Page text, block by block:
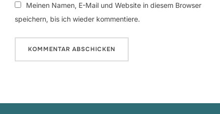
Meinen Namen, E-Mail und Website in diesem Browser
speichern, bis ich wieder kommentiere.